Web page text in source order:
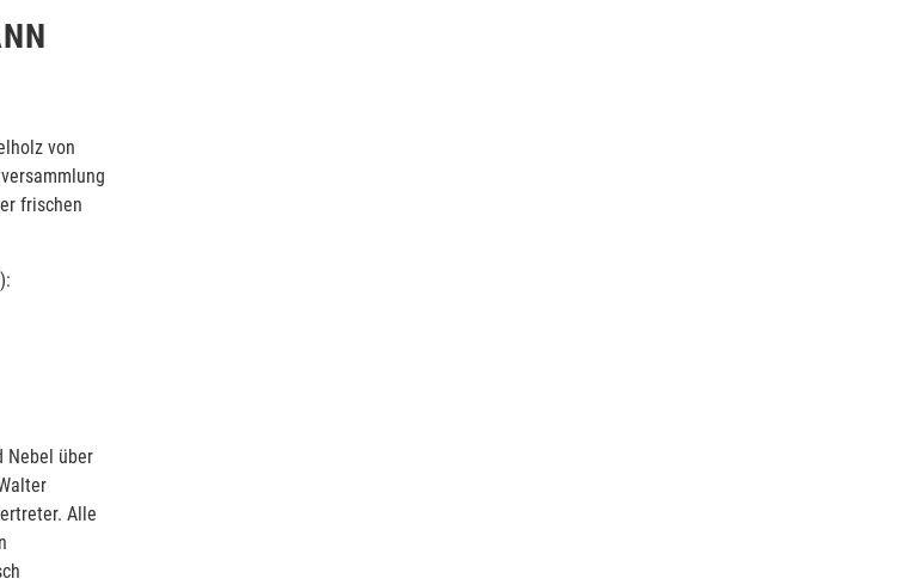
von
frischen
Nebel über
Alle